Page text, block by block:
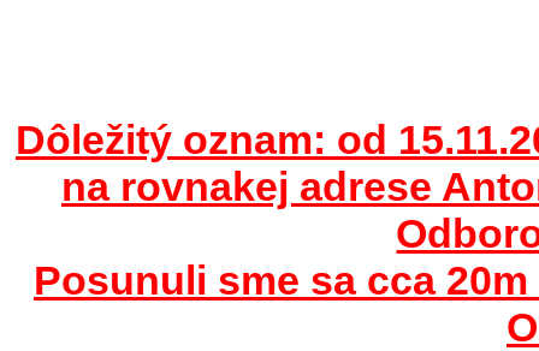
Dôležitý oznam: od
na rovnakej adrese
Posunuli sme sa cca